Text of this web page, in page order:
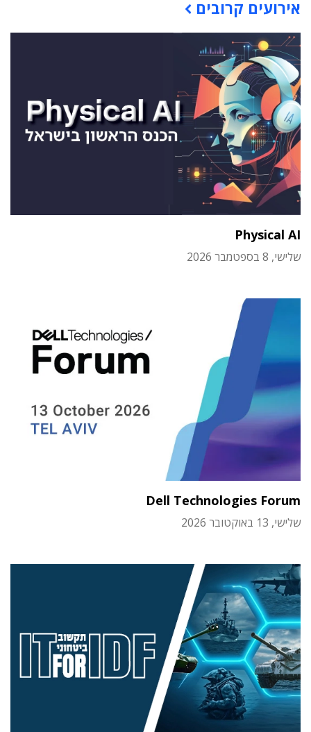
אירועים קרובים
Physical AI
שלישי, 8 בספטמבר 2026
Dell Technologies Forum
שלישי, 13 באוקטובר 2026